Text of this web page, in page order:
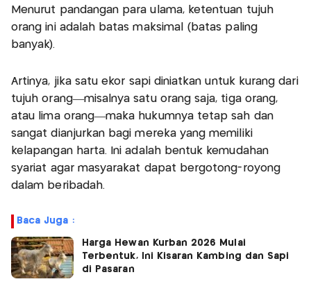
Menurut pandangan para ulama, ketentuan tujuh
orang ini adalah batas maksimal (batas paling
banyak).
Artinya, jika satu ekor sapi diniatkan untuk kurang dari
tujuh orang—misalnya satu orang saja, tiga orang,
atau lima orang—maka hukumnya tetap sah dan
sangat dianjurkan bagi mereka yang memiliki
kelapangan harta. Ini adalah bentuk kemudahan
syariat agar masyarakat dapat bergotong-royong
dalam beribadah.
Baca Juga :
Harga Hewan Kurban 2026 Mulai
Terbentuk, Ini Kisaran Kambing dan Sapi
di Pasaran